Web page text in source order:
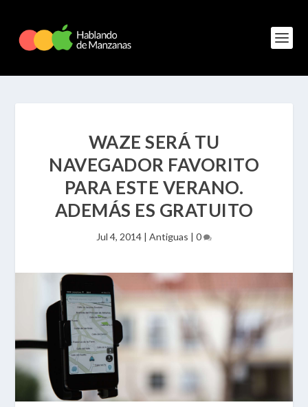
WAZE SERÁ TU
NAVEGADOR FAVORITO
PARA ESTE VERANO.
ADEMÁS ES GRATUITO
Jul 4, 2014 | Antiguas | 0